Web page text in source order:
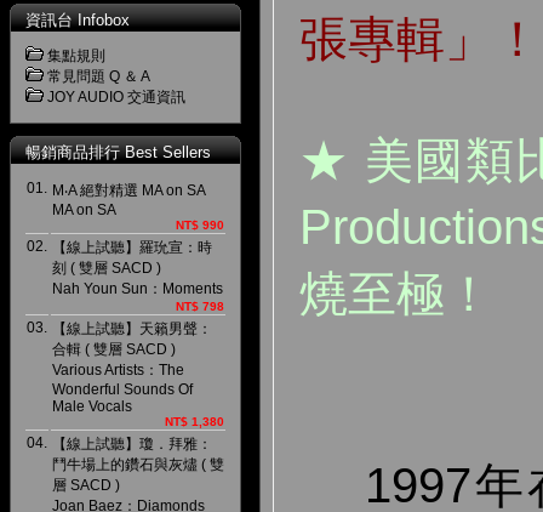
資訊台 Infobox
集點規則
常見問題 Q ＆ A
JOY AUDIO 交通資訊
暢銷商品排行 Best Sellers
01. M‧A 絕對精選 MA on SA
MA on SA
NT$ 990
02.
【線上試聽】羅玧宣：時
刻 ( 雙層 SACD )
Nah Youn Sun：Moments
NT$ 798
03.
【線上試聽】天籟男聲：
合輯 ( 雙層 SACD )
Various Artists：The
Wonderful Sounds Of
Male Vocals
NT$ 1,380
04.
【線上試聽】瓊．拜雅：
鬥牛場上的鑽石與灰燼 ( 雙
層 SACD )
Joan Baez：Diamonds
張專輯 」！
★ 美國類
燒至極！
1997年